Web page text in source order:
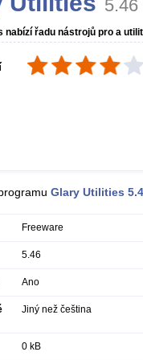
5.46
nabízí řadu nástrojů pro a
Glary Utilities
Freeware
5.46
Ano
Jiný než čeština
0 kB